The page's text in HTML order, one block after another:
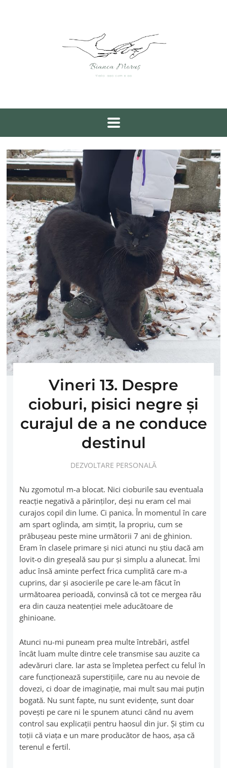
Vineri 13. Despre
cioburi, pisici negre și
curajul de a ne conduce
destinul
DEZVOLTARE PERSONALĂ
Nu zgomotul m-a blocat. Nici cioburile sau eventuala
reacţie negativă a părinţilor, deşi nu eram cel mai
curajos copil din lume. Ci panica. În momentul în care
am spart oglinda, am simţit, la propriu, cum se
prăbuşeau peste mine următorii 7 ani de ghinion.
Eram în clasele primare şi nici atunci nu ştiu dacă am
lovit-o din greşeală sau pur şi simplu a alunecat. Îmi
aduc însă aminte perfect frica cumplită care m-a
cuprins, dar şi asocierile pe care le-am făcut în
următoarea perioadă, convinsă că tot ce mergea rău
era din cauza neatenţiei mele aducătoare de
ghinioane.
Atunci nu-mi puneam prea multe întrebări, astfel
încât luam multe dintre cele transmise sau auzite ca
adevăruri clare. Iar asta se împletea perfect cu felul în
care funcţionează superstiţiile, care nu au nevoie de
dovezi, ci doar de imaginaţie, mai mult sau mai puţin
bogată. Nu sunt fapte, nu sunt evidenţe, sunt doar
poveşti pe care ni le spunem atunci când nu avem
control sau explicații pentru haosul din jur. Şi ştim cu
toţii că viaţa e un mare producător de haos, aşa că
terenul e fertil.